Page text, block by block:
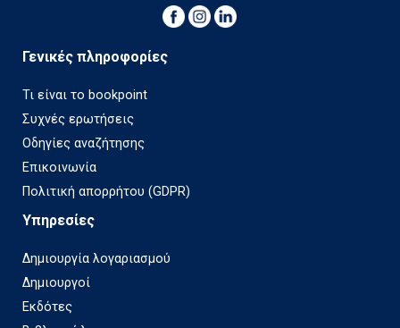
Γενικές πληροφορίες
Τι είναι το bookpoint
Συχνές ερωτήσεις
Οδηγίες αναζήτησης
Επικοινωνία
Πολιτική απορρήτου (GDPR)
Υπηρεσίες
Δημιουργία λογαριασμού
Δημιουργοί
Εκδότες